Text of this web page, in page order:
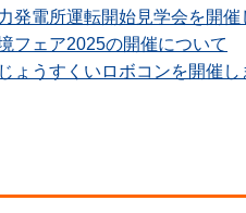
発電所運転開始見学会を開催
フェア2025の開催について
ょうすくいロボコンを開催し